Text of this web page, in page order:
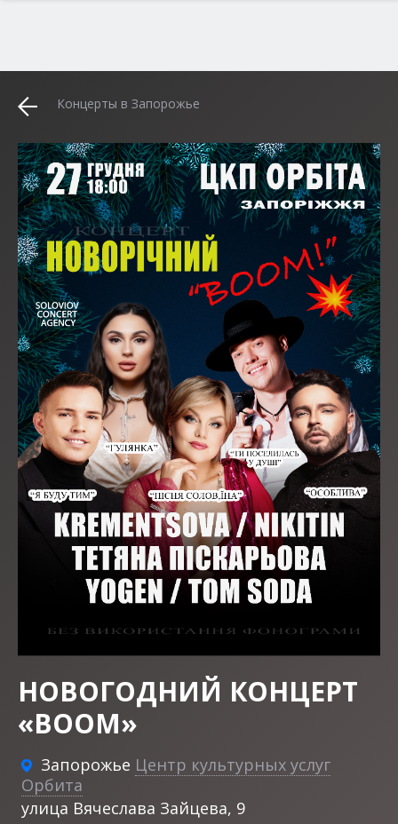
Концерты в Запорожье
НОВОГОДНИЙ КОНЦЕРТ
«BOOM»
Запорожье Центр культурных услуг
Орбита
улица Вячеслава Зайцева, 9